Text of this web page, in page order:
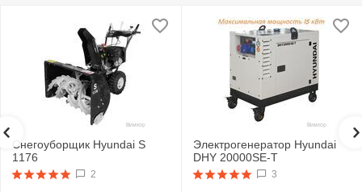
Снегоуборщик Hyundai S
1176
2
Электрогенератор Hyundai
DHY 20000SE-T
3